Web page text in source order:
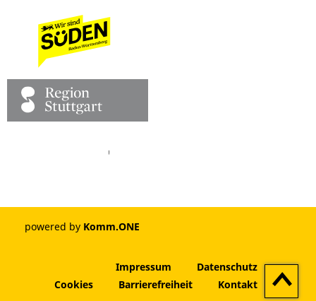
Youtube
powered by Komm.ONE
Impressum
Datenschutz
Cookies
Barrierefreiheit Kontakt
Zum